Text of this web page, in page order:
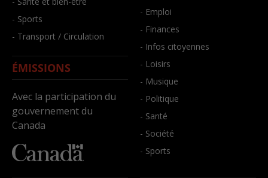
- Sports
- Transport / Circulation
ÉMISSIONS
Avec la participation du
gouvernement du
Canada
- Emploi
- Finances
- Infos citoyennes
- Loisirs
- Musique
- Politique
- Santé
- Société
- Sports